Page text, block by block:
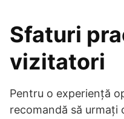
Sfaturi
vizitatori
Pentru o experiență
recomandă să urmați